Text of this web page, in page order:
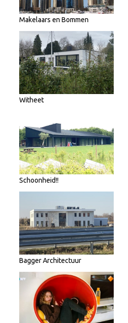
Makelaars en Bommen
Witheet
Schoonheid!!
Bagger Architectuur